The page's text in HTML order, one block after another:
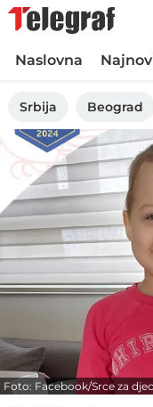
Naslovna
Srbija Beograd
Foto: Facebook/Srce za